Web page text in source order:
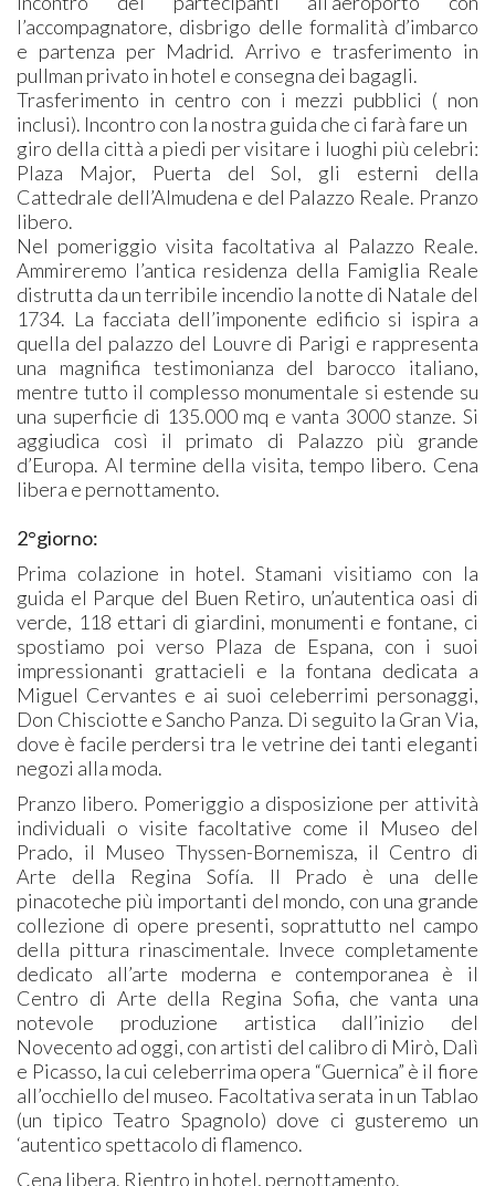
l’accompagnatore, disbrigo delle formalità d’imbarco
e partenza per Madrid. Arrivo e trasferimento in
pullman privato in hotel e consegna dei bagagli.
Trasferimento in centro con i mezzi pubblici ( non
inclusi). Incontro con la nostra guida che ci farà fare un
giro della città a piedi per visitare i luoghi più celebri:
Plaza Major, Puerta del Sol, gli esterni della
Cattedrale dell’Almudena e del Palazzo Reale. Pranzo
libero.
Nel pomeriggio visita facoltativa al Palazzo Reale.
Ammireremo l’antica residenza della Famiglia Reale
distrutta da un terribile incendio la notte di Natale del
1734. La facciata dell’imponente edificio si ispira a
quella del palazzo del Louvre di Parigi e rappresenta
una magnifica testimonianza del barocco italiano,
mentre tutto il complesso monumentale si estende su
una superficie di 135.000 mq e vanta 3000 stanze. Si
aggiudica così il primato di Palazzo più grande
d’Europa. Al termine della visita, tempo libero. Cena
libera e pernottamento.
2°giorno:
Prima colazione in hotel. Stamani visitiamo con la
guida el Parque del Buen Retiro, un’autentica oasi di
verde, 118 ettari di giardini, monumenti e fontane, ci
spostiamo poi verso Plaza de Espana, con i suoi
impressionanti grattacieli e la fontana dedicata a
Miguel Cervantes e ai suoi celeberrimi personaggi,
Don Chisciotte e Sancho Panza. Di seguito la Gran Via,
dove è facile perdersi tra le vetrine dei tanti eleganti
negozi alla moda.
Pranzo libero. Pomeriggio a disposizione per attività
individuali o visite facoltative come il Museo del
Prado, il Museo Thyssen-Bornemisza, il Centro di
Arte della Regina Sofía. Il Prado è una delle
pinacoteche più importanti del mondo, con una grande
collezione di opere presenti, soprattutto nel campo
della pittura rinascimentale. Invece completamente
dedicato all’arte moderna e contemporanea è il
Centro di Arte della Regina Sofia, che vanta una
notevole produzione artistica dall’inizio del
Novecento ad oggi, con artisti del calibro di Mirò, Dalì
e Picasso, la cui celeberrima opera “Guernica” è il fiore
all’occhiello del museo. Facoltativa serata in un Tablao
(un tipico Teatro Spagnolo) dove ci gusteremo un
‘autentico spettacolo di flamenco.
Cena libera. Rientro in hotel, pernottamento.